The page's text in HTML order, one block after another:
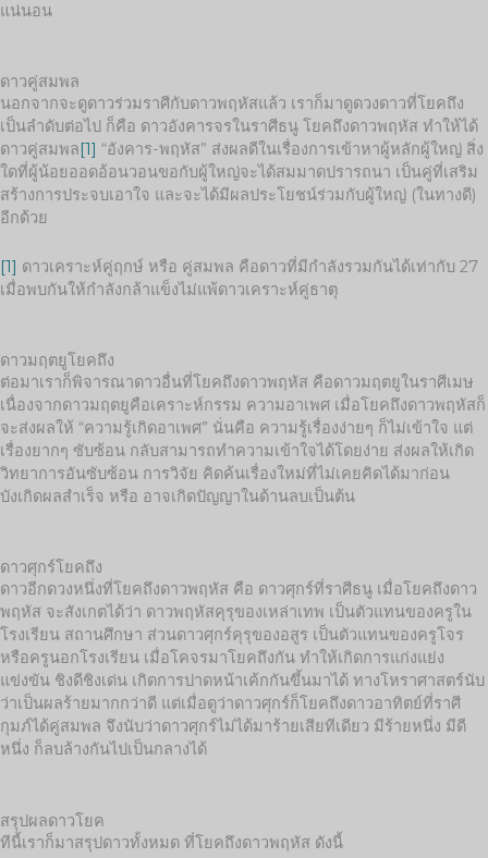
แน่นอน
ดาวคู่สมพล
นอกจากจะดูดาวร่วมราศีกับดาวพฤหัสแล้ว เราก็มาดูดวงดาวที่โยคถึง
เป็นลำดับต่อไป ก็คือ ดาวอังคารจรในราศีธนู โยคถึงดาวพฤหัส ทำให้ได้
ดาวคู่สมพล [1] “อังคาร-พฤหัส” ส่งผลดีในเรื่องการเข้าหาผู้หลักผู้ใหญ่ สิ่ง
ใดที่ผู้น้อยออดอ้อนวอนขอกับผู้ใหญ่จะได้สมมาดปรารถนา เป็นคู่ที่เสริม
สร้างการประจบเอาใจ และจะได้มีผลประโยชน์ร่วมกับผู้ใหญ่ (ในทางดี)
อีกด้วย
[1] ดาวเคราะห์คู่ฤกษ์ หรือ คู่สมพล คือดาวที่มีกำลังรวมกันได้เท่ากับ 27
เมื่อพบกันให้กำลังกล้าแข็งไม่แพ้ดาวเคราะห์คู่ธาตุ
ดาวมฤตยูโยคถึง
ต่อมาเราก็พิจารณาดาวอื่นที่โยคถึงดาวพฤหัส คือดาวมฤตยูในราศีเมษ
เนื่องจากดาวมฤตยูคือเคราะห์กรรม ความอาเพศ เมื่อโยคถึงดาวพฤหัสก็
จะส่งผลให้ “ความรู้เกิดอาเพศ” นั่นคือ ความรู้เรื่องง่ายๆ ก็ไม่เข้าใจ แต่
เรื่องยากๆ ซับซ้อน กลับสามารถทำความเข้าใจได้โดยง่าย ส่งผลให้เกิด
วิทยาการอันซับซ้อน การวิจัย คิดค้นเรื่องใหม่ที่ไม่เคยคิดได้มาก่อน
บังเกิดผลสำเร็จ หรือ อาจเกิดปัญญาในด้านลบเป็นต้น
ดาวศุกร์โยคถึง
ดาวอีกดวงหนึ่งที่โยคถึงดาวพฤหัส คือ ดาวศุกร์ที่ราศีธนู เมื่อโยคถึงดาว
พฤหัส จะสังเกตได้ว่า ดาวพฤหัสคุรุของเหล่าเทพ เป็นตัวแทนของครูใน
โรงเรียน สถานศึกษา ส่วนดาวศุกร์คุรุของอสูร เป็นตัวแทนของครูโจร
หรือครูนอกโรงเรียน เมื่อโคจรมาโยคถึงกัน ทำให้เกิดการแก่งแย่ง
แข่งขัน ชิงดีชิงเด่น เกิดการปาดหน้าเค้กกันขึ้นมาได้ ทางโหราศาสตร์นับ
ว่าเป็นผลร้ายมากกว่าดี แต่เมื่อดูว่าดาวศุกร์ก็โยคถึงดาวอาทิตย์ที่ราศี
กุมภ์ได้คู่สมพล จึงนับว่าดาวศุกร์ไม่ได้มาร้ายเสียทีเดียว มีร้ายหนึ่ง มีดี
หนึ่ง ก็ลบล้างกันไปเป็นกลางได้
สรุปผลดาวโยค
ทีนี้เราก็มาสรุปดาวทั้งหมด ที่โยคถึงดาวพฤหัส ดังนี้